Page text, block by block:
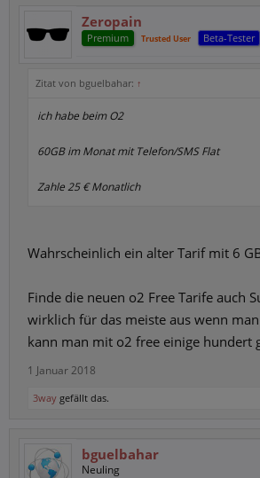
Zeropain
Premium Trusted User Beta-Tester
Zitat von bguelbahar: ↑
ich habe beim O2
60GB im Monat mit Telefon/SMS Flat
Zahle 25 € Monatlich
Wahrscheinlich ein alter Tarif mit 6
Finde die neuen o2 Free Tarife auch
wirklich für das meiste aus wenn
kann man mit o2 free einige hundert
1 Januar 2018
3way gefällt das.
bguelbahar
Neuling